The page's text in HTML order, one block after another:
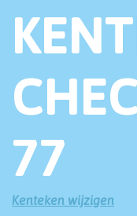
77
Kenteken wijzigen